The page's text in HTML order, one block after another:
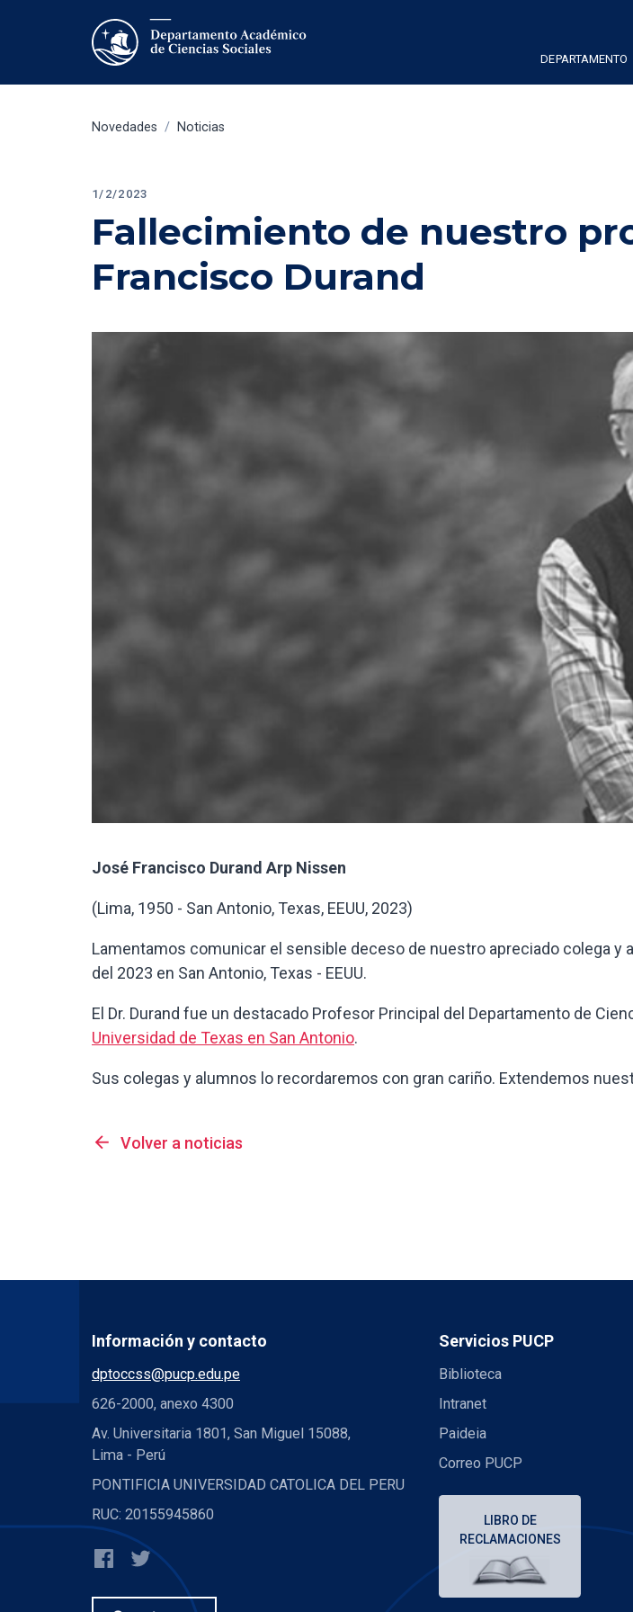
DEPARTAMENTO
Novedades / Noticias
1/2/2023
Fallecimiento de nuestro
Francisco Durand
José Francisco Durand Arp Nissen
(Lima, 1950 - San Antonio, Texas, EEUU, 2023)
Lamentamos comunicar el sensible deceso de nuestro apreciado colega y
del 2023 en San Antonio, Texas - EEUU.
El Dr. Durand fue un destacado Profesor Principal del Departamento de
Universidad de Texas en San Antonio.
Sus colegas y alumnos lo recordaremos con gran cariño. Extendemos
arrow_back Volver a noticias
Información y contacto
dptoccss@pucp.edu.pe
626-2000, anexo 4300
Av. Universitaria 1801, San Miguel 15088,
Lima - Perú
PONTIFICIA UNIVERSIDAD CATOLICA DEL PERU
RUC: 20155945860
Servicios PUCP
Biblioteca
Intranet
Paideia
Correo PUCP
LIBRO DE
RECLAMACIONES